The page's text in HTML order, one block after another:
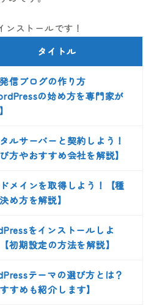
ストールです！
タイトル
信ブログの作り方
の始め方を専門家が
ルサーバーと契約しよう！
び方やおすすめ会社を解説】
メインを取得しよう！【種
め方を解説】
をインストールしよ
初期設定の方法を解説】
テーマの選び方とは？
すすめも紹介します】